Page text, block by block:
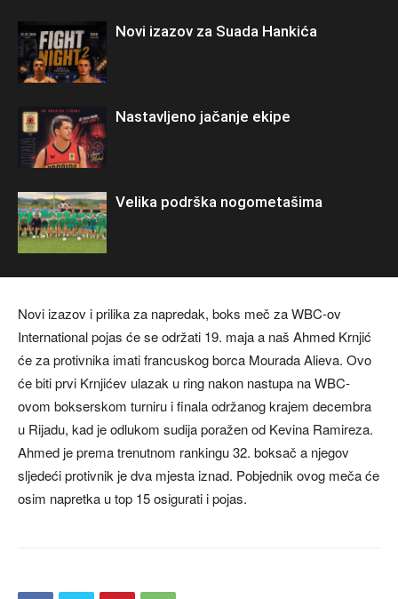
Novi izazov za Suada Hankića
Nastavljeno jačanje ekipe
Velika podrška nogometašima
Novi izazov i prilika za napredak, boks meč za WBC-ov
International pojas će se održati 19. maja a naš Ahmed Krnjić
će za protivnika imati francuskog borca Mourada Alieva. Ovo
će biti prvi Krnjićev ulazak u ring nakon nastupa na WBC-
ovom bokserskom turniru i finala održanog krajem decembra
u Rijadu, kad je odlukom sudija poražen od Kevina Ramireza.
Ahmed je prema trenutnom rankingu 32. boksač a njegov
sljedeći protivnik je dva mjesta iznad. Pobjednik ovog meča će
osim napretka u top 15 osigurati i pojas.